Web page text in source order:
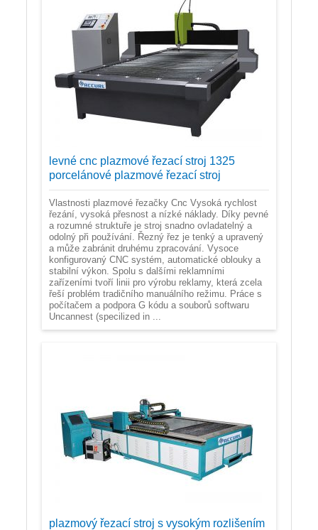
levné cnc plazmové řezací stroj 1325
porcelánové plazmové řezací stroj
Vlastnosti plazmové řezačky Cnc Vysoká rychlost
řezání, vysoká přesnost a nízké náklady. Díky pevné
a rozumné struktuře je stroj snadno ovladatelný a
odolný při používání. Řezný řez je tenký a upravený
a může zabránit druhému zpracování. Vysoce
konfigurovaný CNC systém, automatické oblouky a
stabilní výkon. Spolu s dalšími reklamními
zařízeními tvoří linii pro výrobu reklamy, která zcela
řeší problém tradičního manuálního režimu. Práce s
počítačem a podpora G kódu a souborů softwaru
Uncannest (specilized in ...
plazmový řezací stroj s vysokým rozlišením